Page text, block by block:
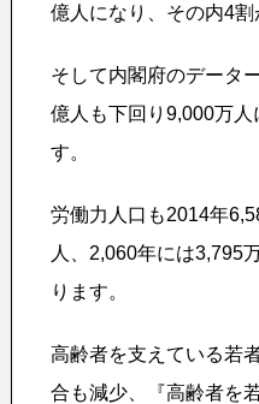
億人になり、その内4割
そして内閣府のデータ
億人も下回り9,000万人
す。
労働力人口も2014年
人、2,060年には3,795
ります。
高齢者を支えている若
合も減少、『高齢者を